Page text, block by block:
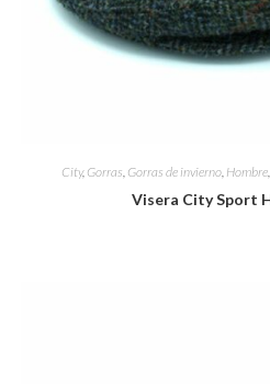
City, Gorras, Gorras de invierno, Hombre,
Visera City Sport